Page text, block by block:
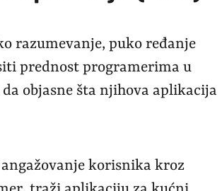
razumevanje, puko ređanje
prednost programerima u
objasne šta njihova aplikacija
korisnika kroz